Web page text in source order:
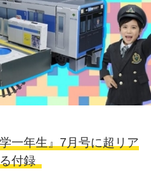
一年生』7月号に超リア
付録